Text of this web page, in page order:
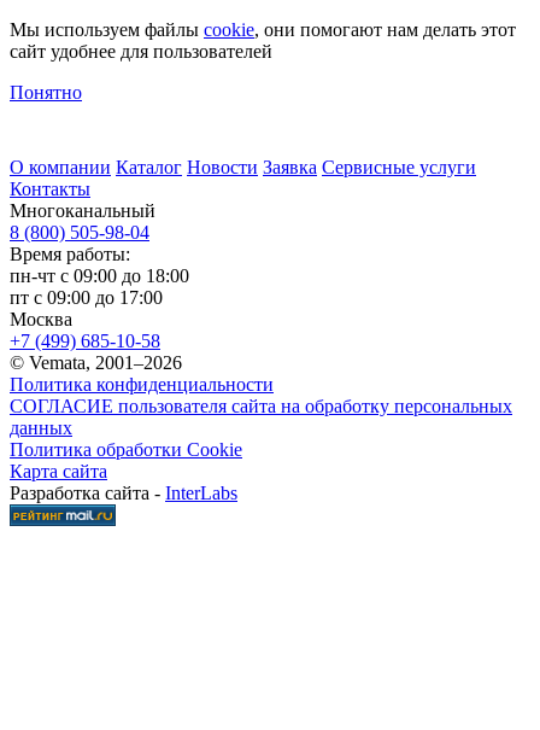
Мы используем файлы cookie, они помогают нам делать этот
сайт удобнее для пользователей
Понятно
О компании Каталог Новости Заявка Сервисные услуги
Контакты
Многоканальный
8 (800) 505-98-04
Время работы:
пн-чт с 09:00 до 18:00
пт с 09:00 до 17:00
Москва
+7 (499) 685-10-58
© Vemata, 2001–2026
Политика конфиденциальности
СОГЛАСИЕ пользователя сайта на обработку персональных
данных
Политика обработки Cookie
Карта сайта
Разработка сайта - InterLabs